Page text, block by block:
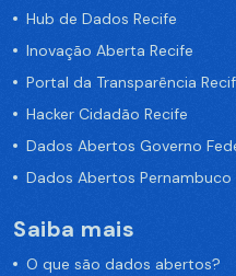
Hub de Dados Recife
Inovação Aberta Recife
Portal da Transparência
Hacker Cidadão Recife
Dados Abertos Governo
Dados Abertos Pernambuco
Saiba mais
O que são dados abertos?